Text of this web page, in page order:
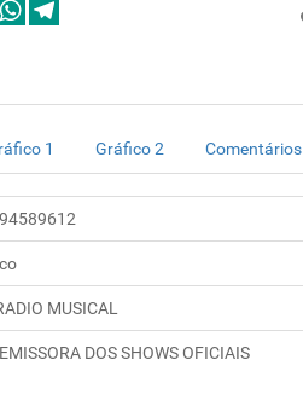
1 Gráfico 2 Comentários
MUSICAL
DOS SHOWS OFICIAIS